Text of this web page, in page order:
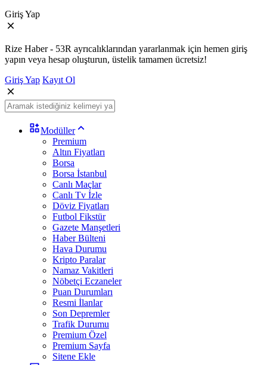
Giriş Yap
Rize Haber - 53R ayrıcalıklarından yararlanmak için hemen giriş
yapın veya hesap oluşturun, üstelik tamamen ücretsiz!
Giriş Yap Kayıt Ol
Modüller
Premium
Altın Fiyatları
Borsa
Borsa İstanbul
Canlı Maçlar
Canlı Tv İzle
Döviz Fiyatları
Futbol Fikstür
Gazete Manşetleri
Haber Bülteni
Hava Durumu
Kripto Paralar
Namaz Vakitleri
Nöbetçi Eczaneler
Puan Durumları
Resmi İlanlar
Son Depremler
Trafik Durumu
Premium Özel
Premium Sayfa
Sitene Ekle